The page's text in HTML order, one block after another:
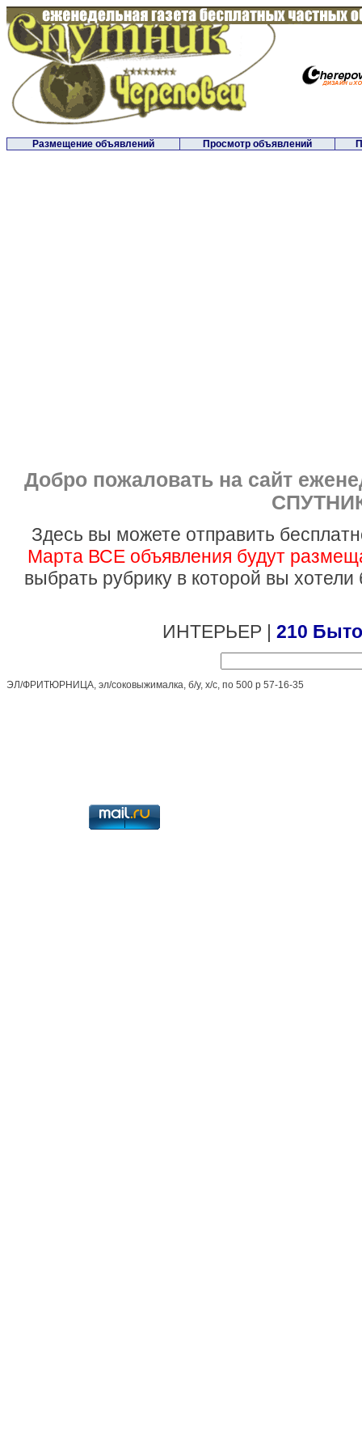
Размещение объявлений Просмотр объявлений
Добро пожаловать на сайт
Здесь вы можете отправить
Марта ВСЕ объявления будут
выбрать рубрику в которой вы
ИНТЕРЬЕР | 210
ЭЛ/ФРИТЮРНИЦА, эл/соковыжималка, б/у, х/с, по 500 р 57-16-35